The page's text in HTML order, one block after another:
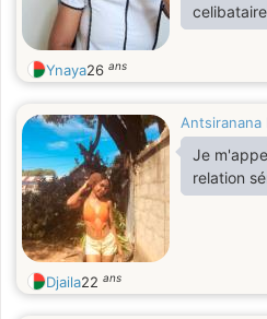
celibataire
Ynaya26 ans
Antsiranana
Je
relation
Djaila22 ans